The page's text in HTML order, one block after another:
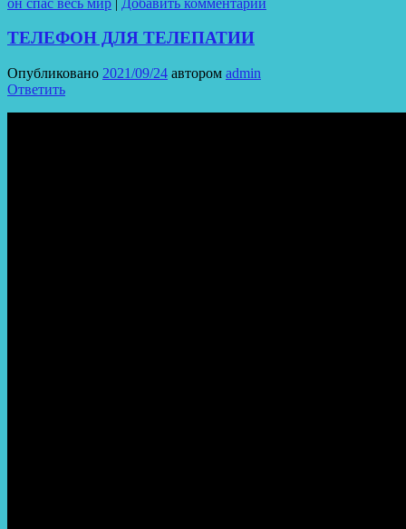
ТЕЛЕФОН ДЛЯ ТЕЛЕПАТИИ
Опубликовано 2021/09/24 автором admin
Ответить